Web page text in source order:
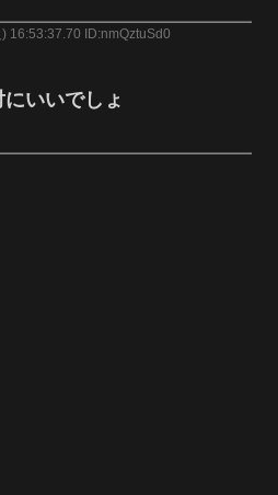
16:53:37.70 ID:nmQztuSd0
いいでしょ